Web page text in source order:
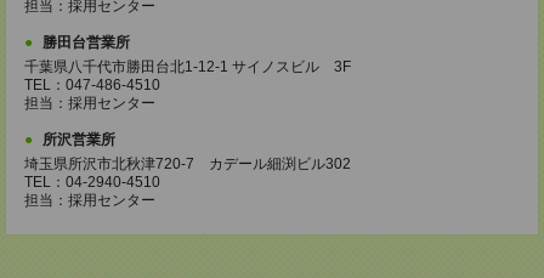
担当：採用センター
勝田台営業所
千葉県八千代市勝田台北1-12-1 サイノスビル 3F
TEL：047-486-4510
担当：採用センター
所沢営業所
埼玉県所沢市北秋津720-7 カデール細渕ビル302
TEL：04-2940-4510
担当：採用センター